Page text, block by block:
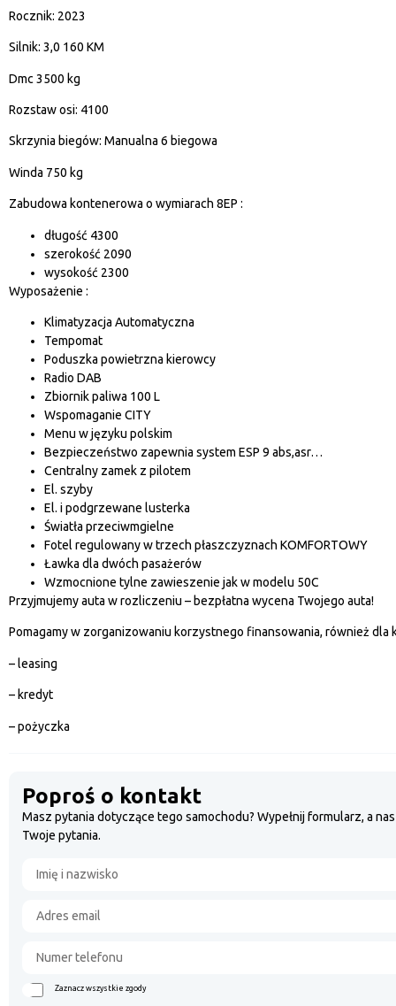
Rocznik: 2023
Silnik: 3,0 160 KM
Dmc 3500 kg
Rozstaw osi: 4100
Skrzynia biegów: Manualna 6 biegowa
Winda 750 kg
Zabudowa kontenerowa o wymiarach 8EP :
długość 4300
szerokość 2090
wysokość 2300
Wyposażenie :
Klimatyzacja Automatyczna
Tempomat
Poduszka powietrzna kierowcy
Radio DAB
Zbiornik paliwa 100 L
Wspomaganie CITY
Menu w języku polskim
Bezpieczeństwo zapewnia system ESP 9 abs,asr…
Centralny zamek z pilotem
El. szyby
El. i podgrzewane lusterka
Światła przeciwmgielne
Fotel regulowany w trzech płaszczyznach KOMFORTOWY
Ławka dla dwóch pasażerów
Wzmocnione tylne zawieszenie jak w modelu 50C
Przyjmujemy auta w rozliczeniu – bezpłatna wycena Twojego auta!
Pomagamy w zorganizowaniu korzystnego finansowania, również dla
– leasing
– kredyt
– pożyczka
Poproś o kontakt
Masz pytania dotyczące tego samochodu? Wypełnij formularz, a
Twoje pytania.
Zaznacz wszystkie zgody